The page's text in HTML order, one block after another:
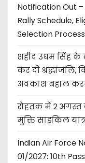
Notification Out
Rally Schedule,
Selection Process
शहीद उधम सिंह के
कर दी श्रद्धांजलि,
अवकाश बहाल
रोहतक में 2 अगस्त
मुक्ति साइकिल
Indian Air Force
01/2027: 10th